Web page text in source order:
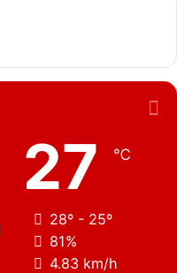
27 ℃
28º - 25º
81%
4.83 km/h